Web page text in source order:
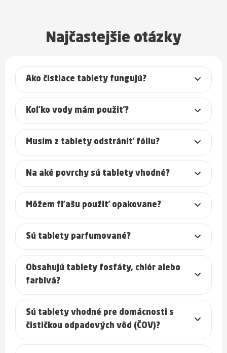
Najčastejšie otázky
Ako čistiace tablety fungujú?
Koľko vody mám použiť?
Musím z tablety odstrániť fóliu?
Na aké povrchy sú tablety vhodné?
Môžem fľašu použiť opakovane?
Sú tablety parfumované?
Obsahujú tablety fosfáty, chlór alebo
farbivá?
Sú tablety vhodné pre domácnosti s
čističkou odpadových vôd (ČOV)?